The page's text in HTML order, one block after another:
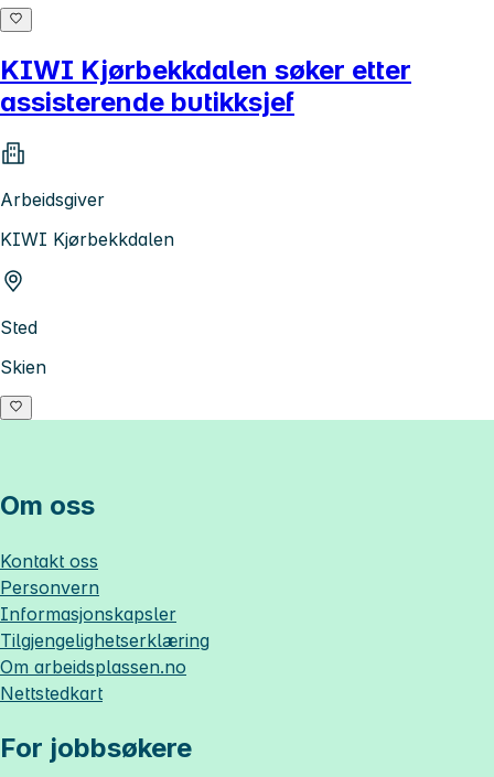
KIWI Kjørbekkdalen søker etter
assisterende butikksjef
Arbeidsgiver
KIWI Kjørbekkdalen
Sted
Skien
Om oss
Kontakt oss
Personvern
Informasjonskapsler
Tilgjengelighetserklæring
Om arbeidsplassen.no
Nettstedkart
For jobbsøkere